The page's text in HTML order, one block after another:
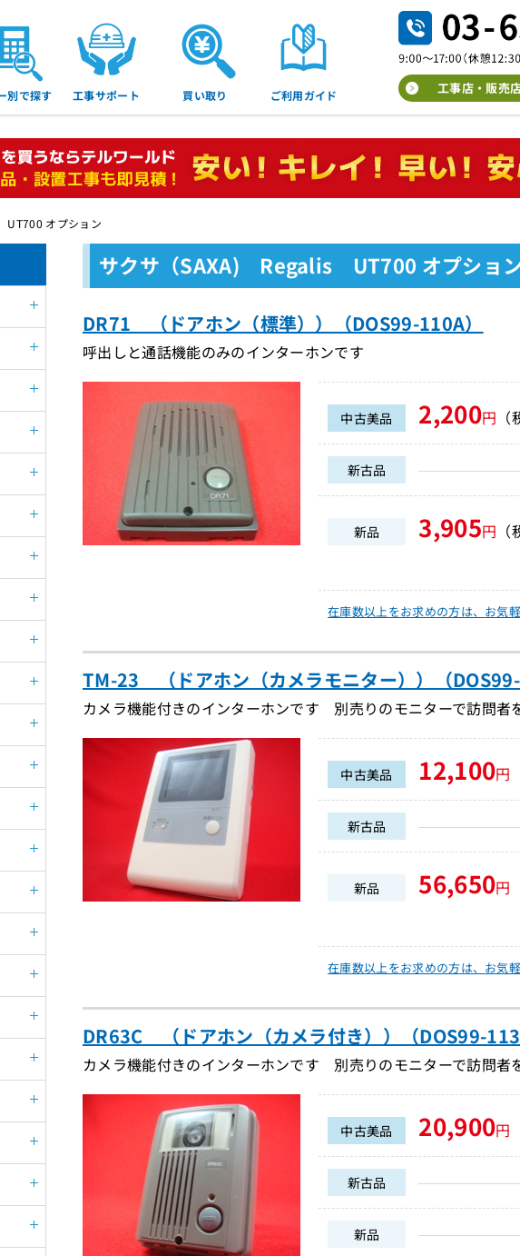
別で探す 工事サポート 買い取り ご利用ガイド 工事店・販売
オプション
サクサ（SAXA) Regalis UT700 オプショ
DR71 （ドアホン（標準））（DOS99-110A）
呼出しと通話機能のみのインターホンです
中古美品 2,200円 （
新古品
新品 3,905円 （
在庫数以上をお求めの方は、 お気
TM-23 （ドアホン（カメラモニター））（DOS99-
カメラ機能付きのインターホンです 別売りのモニターで訪問者
中古美品 12,100円
新古品
新品 56,650円
在庫数以上をお求めの方は、 お気
DR63C （ドアホン（カメラ付き））（DOS99-
カメラ機能付きのインターホンです 別売りのモニターで訪問者
中古美品 20,900円
新古品
新品